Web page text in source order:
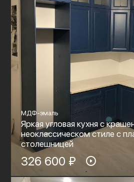
МДФ-эмаль
Яркая угловая кухня с
неоклассическом стиле с
столешницей
326 600 ₽